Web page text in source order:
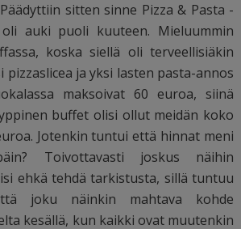
sitten sinne Pizza & Pasta -
auki puoli kuuteen. Mieluummin
koska siellä oli terveellisiäkin
pizzaslicea ja yksi lasten pasta-annos
maksoivat 60 euroa, siinä
buffet olisi ollut meidän koko
Jotenkin tuntui että hinnat meni
Toivottavasti joskus näihin
ehkä tehdä tarkistusta, sillä tuntuu
joku näinkin mahtava kohde
kesällä, kun kaikki ovat muutenkin